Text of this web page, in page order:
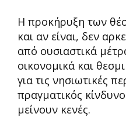
Η προκήρυξη των
και αν είναι, δεν
από ουσιαστικά
οικονομικά και
για τις νησιωτικές
πραγματικός
μείνουν κενές.